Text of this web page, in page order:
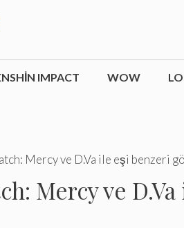
IMPACT WOW
Mercy ve D.Va ile eşi benzeri
Mercy ve